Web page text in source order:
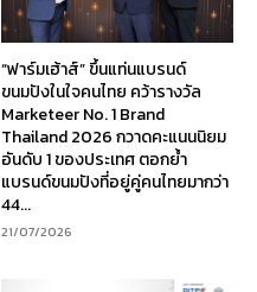
“ฟาร์มเฮ้าส์” ขึ้นแท่นแบรนด์
ขนมปังในใจคนไทย คว้ารางวัล
Marketeer No. 1 Brand
Thailand 2026 กวาดคะแนนนิยม
อันดับ 1 ของประเทศ ตอกย้ำ
แบรนด์ขนมปังที่อยู่คู่คนไทยมากว่า
44...
21/07/2026